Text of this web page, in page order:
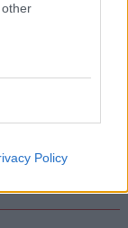
Policy
és hírlevelünk a
hétre